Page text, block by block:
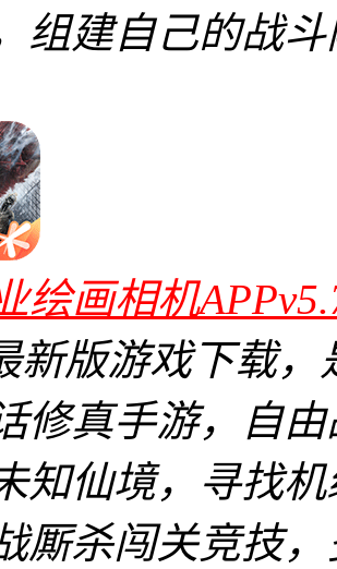
组建自己的战
绘画相机
新版游戏下载
修真手游，自
知仙境，寻找
厮杀闯关竞技